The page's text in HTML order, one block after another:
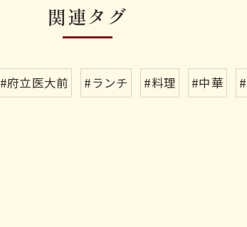
関連タグ
#府立医大前 #ランチ #料理 #中華